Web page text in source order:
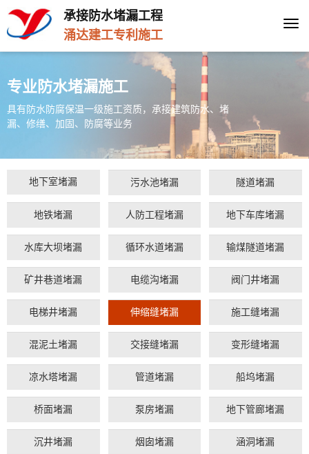
承接防水堵漏工程
涌达建工专利施工
专业防水堵漏施工
具有防水防腐保温一级施工资质，承接建筑防水、堵
漏、修缮、加固、防腐等业务
地下室堵漏 污水池堵漏 隧道堵漏
地铁堵漏 人防工程堵漏 地下车库堵漏
水库大坝堵漏 循环水道堵漏 输煤隧道堵漏
矿井巷道堵漏 电缆沟堵漏 阀门井堵漏
电梯井堵漏 伸缩缝堵漏 施工缝堵漏
混泥土堵漏 交接缝堵漏 变形缝堵漏
凉水塔堵漏 管道堵漏 船坞堵漏
桥面堵漏 泵房堵漏 地下管廊堵漏
沉井堵漏 烟囱堵漏 涵洞堵漏